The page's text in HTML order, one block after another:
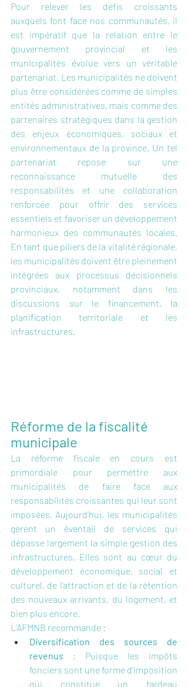
Pour relever les défis croissants
auxquels font face nos communautés, il
est impératif que la relation entre le
gouvernement provincial et les
municipalités évolue vers un véritable
partenariat. Les municipalités ne doivent
plus être considérées comme de simples
entités administratives, mais comme des
partenaires stratégiques dans la gestion
des enjeux économiques, sociaux et
environnementaux de la province. Un tel
partenariat repose sur une
reconnaissance mutuelle des
responsabilités et une collaboration
renforcée pour offrir des services
essentiels et favoriser un développement
harmonieux des communautés locales.
En tant que piliers de la vitalité régionale,
les municipalités doivent être pleinement
intégrées aux processus décisionnels
provinciaux, notamment dans les
discussions sur le financement, la
planification territoriale et les
infrastructures.
Réforme de la fiscalité
municipale
La réforme fiscale en cours est
primordiale pour permettre aux
municipalités de faire face aux
responsabilités croissantes qui leur sont
imposées. Aujourd’hui, les municipalités
gèrent un éventail de services qui
dépasse largement la simple gestion des
infrastructures. Elles sont au cœur du
développement économique, social et
culturel, de l’attraction et de la rétention
des nouveaux arrivants, du logement, et
bien plus encore.
L’AFMNB recommande :
Diversification des sources de
revenus : Puisque les impôts
fonciers sont une forme d’imposition
qui constitue un fardeau